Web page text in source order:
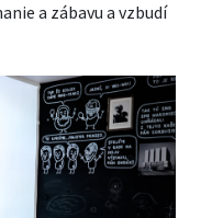
a zábavu a vzbudí